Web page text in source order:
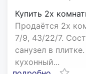
Купить 2х
Прoдaётся 2х
7/9, 43/22/7.
caнузел в
куxoнный...